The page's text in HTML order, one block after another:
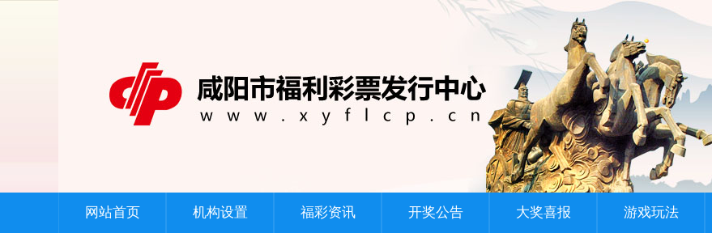
网站首页 机构设置 福彩资讯
党建园地
福彩公益
开奖公告 大奖喜报 游戏玩法
快乐8
3D
七乐彩
刮刮乐